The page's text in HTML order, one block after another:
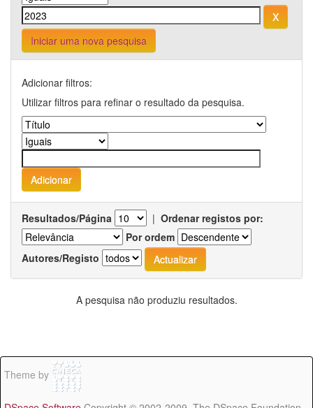
Iniciar uma nova pesquisa
Adicionar filtros:
Utilizar filtros para refinar o resultado da pesquisa.
Resultados/Página | Ordenar registos por:
Por ordem
Autores/Registo
A pesquisa não produziu resultados.
Theme by